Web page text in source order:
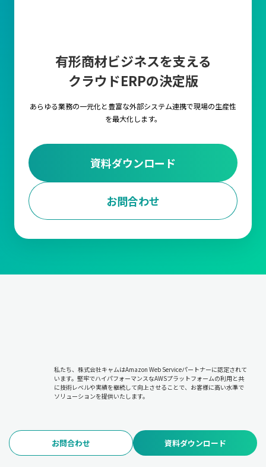
有形商材ビジネスを支える
クラウドERPの決定版
あらゆる業務の一元化と豊富な外部システム連携で現場の生産性
を最大化します。
資料ダウンロード
お問合わせ
私たち、株式会社キャムはAmazon Web Serviceパートナーに認定されて
います。堅牢でハイパフォーマンスなAWSプラットフォームの利用と共
に技術レベルや実績を継続して向上させることで、お客様に高い水準で
ソリューションを提供いたします。
お問合わせ 資料ダウンロード